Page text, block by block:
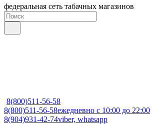
федеральная сеть табачных магазинов
8(800)511-56-58
8(800)511-56-58ежедневно с 10:00 до 22:00
8(904)931-42-74viber, whatsapp